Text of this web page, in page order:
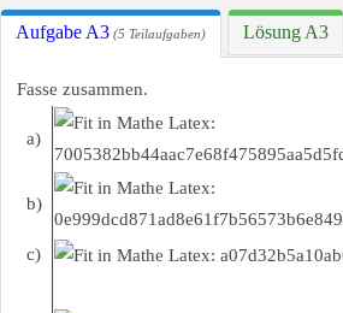
Aufgabe A3 (5 Teilaufgaben) Lösung A3
Fasse zusammen.
a)
b)
c)